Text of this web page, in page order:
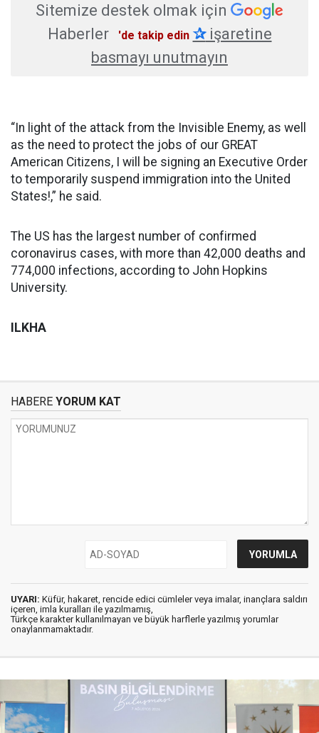
Sitemize destek olmak için
Haberler
'de takip edin ✰işaretine
basmayı unutmayın
“In light of the attack from the Invisible Enemy, as well
as the need to protect the jobs of our GREAT
American Citizens, I will be signing an Executive Order
to temporarily suspend immigration into the United
States!,” he said.
The US has the largest number of confirmed
coronavirus cases, with more than 42,000 deaths and
774,000 infections, according to John Hopkins
University.
ILKHA
HABERE YORUM KAT
UYARI: Küfür, hakaret, rencide edici cümleler veya imalar, inançlara saldırı
içeren, imla kuralları ile yazılmamış,
Türkçe karakter kullanılmayan ve büyük harflerle yazılmış yorumlar
onaylanmamaktadır.